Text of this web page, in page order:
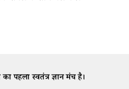
पहला स्वतंत्र ज्ञान मंच है।